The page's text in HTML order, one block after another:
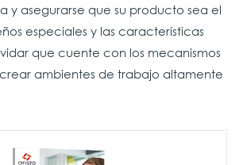
y asegurarse que su producto sea el
especiales y las características
que cuente con los mecanismos
ambientes de trabajo altamente